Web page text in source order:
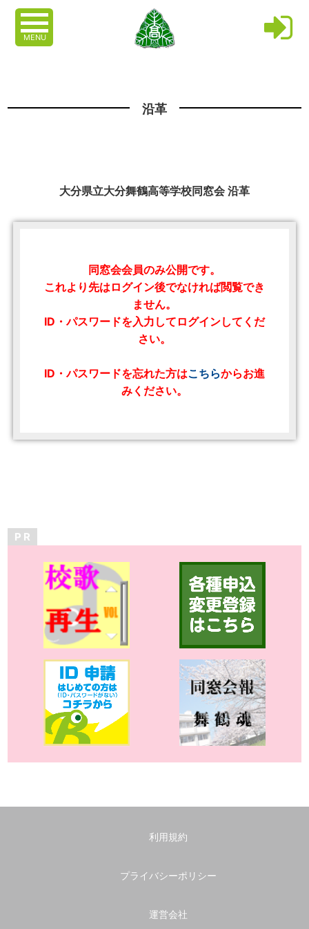
MENU
沿革
大分県立大分舞鶴高等学校同窓会 沿革
同窓会会員のみ公開です。
これより先はログイン後でなければ閲覧でき
ません。
ID・パスワードを入力してログインしてくだ
さい。
ID・パスワードを忘れた方はこちらからお進
みください。
P R
利用規約
プライバシーポリシー
運営会社